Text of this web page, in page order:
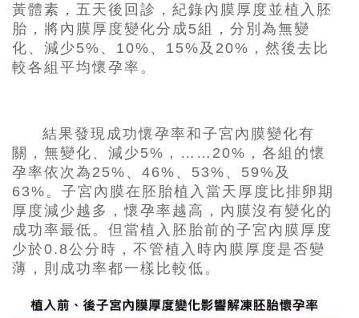
黃體素，五天後回診，紀錄內膜厚度並植入胚
胎，將內膜厚度變化分成5組，分別為無變
化、減少5%、10%、15%及20%，然後去比
較各組平均懷孕率。
結果發現成功懷孕率和子宮內膜變化有
關，無變化、減少5%，……20%，各組的懷
孕率依次為25%、46%、53%、59%及
63%。子宮內膜在胚胎植入當天厚度比排卵期
厚度減少越多，懷孕率越高，內膜沒有變化的
成功率最低。但當植入胚胎前的子宮內膜厚度
少於0.8公分時，不管植入時內膜厚度是否變
薄，則成功率都一樣比較低。